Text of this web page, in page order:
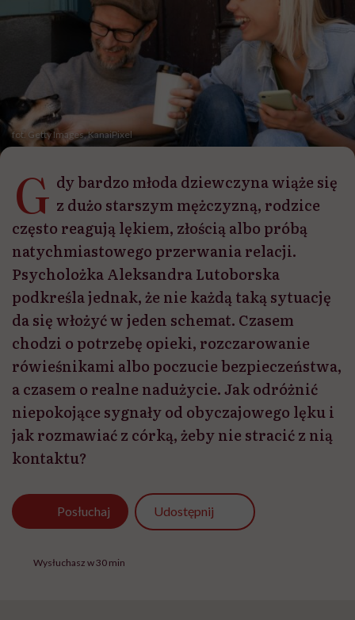
fot. Getty Images, KanaiPixel
G dy bardzo młoda dziewczyna wiąże się
z dużo starszym mężczyzną, rodzice
często reagują lękiem, złością albo próbą
natychmiastowego przerwania relacji.
Psycholożka Aleksandra Lutoborska
podkreśla jednak, że nie każdą taką sytuację
da się włożyć w jeden schemat. Czasem
chodzi o potrzebę opieki, rozczarowanie
rówieśnikami albo poczucie bezpieczeństwa,
a czasem o realne nadużycie. Jak odróżnić
niepokojące sygnały od obyczajowego lęku i
jak rozmawiać z córką, żeby nie stracić z nią
kontaktu?
Posłuchaj Udostępnij
Wysłuchasz w 30 min